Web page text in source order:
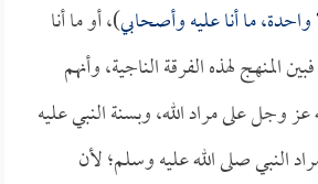
واحدة، ما أنا عليه وأصحابي)، أو ما أنا
المنهج لهذه الفرقة الناجية، وأنهم
وجل على مراد الله، وبسنة النبي عليه
النبي صلى الله عليه وسلم؛ لأن